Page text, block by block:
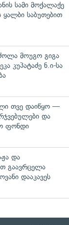
სამი მოქალაქე
ყალბი საბუთებით
მოუგო გიგა
კუპატაძე ნ.ი-სა
თვე დაიწყო —
და
ფონდი
და
გაავრცელა
დააკავეს